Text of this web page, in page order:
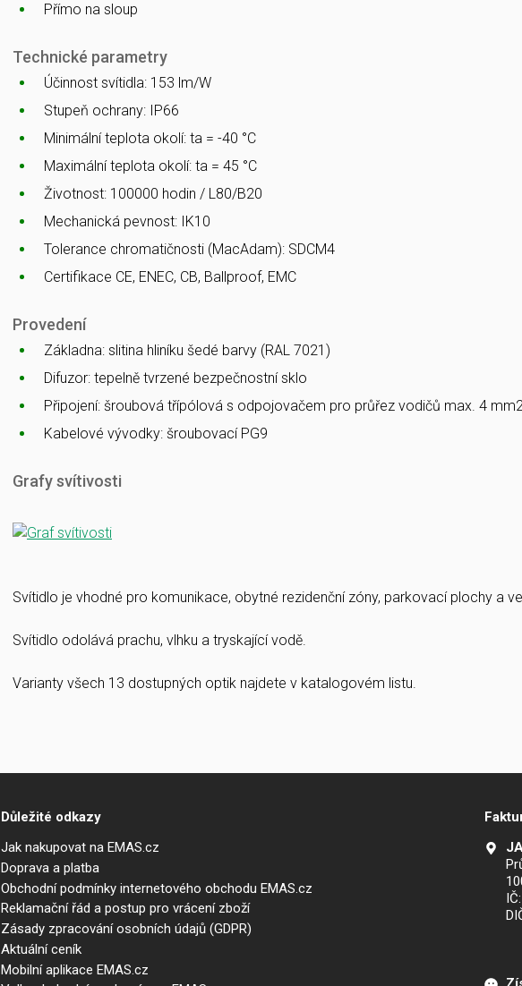
Přímo na sloup
Technické parametry
Účinnost svítidla: 153 lm/W
Stupeň ochrany: IP66
Minimální teplota okolí: ta = -40 °C
Maximální teplota okolí: ta = 45 °C
Životnost: 100000 hodin / L80/B20
Mechanická pevnost: IK10
Tolerance chromatičnosti (MacAdam): SDCM4
Certifikace CE, ENEC, CB, Ballproof, EMC
Provedení
Základna: slitina hliníku šedé barvy (RAL 7021)
Difuzor: tepelně tvrzené bezpečnostní sklo
Připojení: šroubová třípólová s odpojovačem pro průřez vodičů max. 4
Kabelové vývodky: šroubovací PG9
Grafy svítivosti
Svítidlo je vhodné pro komunikace, obytné rezidenční zóny, parkovací plochy a
Svítidlo odolává prachu, vlhku a tryskající vodě.
Varianty všech 13 dostupných optik najdete v katalogovém listu.
Důležité odkazy
Jak nakupovat na EMAS.cz
Doprava a platba
Obchodní podmínky internetového obchodu EMAS.cz
Reklamační řád a postup pro vrácení zboží
Zásady zpracování osobních údajů (GDPR)
Aktuální ceník
Mobilní aplikace EMAS.cz